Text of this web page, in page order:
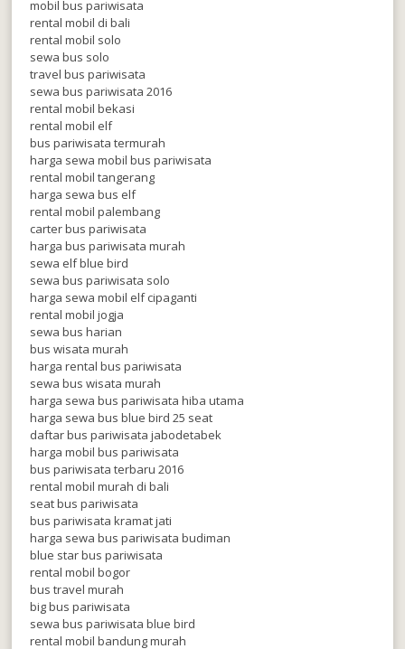
mobil bus pariwisata
rental mobil di bali
rental mobil solo
sewa bus solo
travel bus pariwisata
sewa bus pariwisata 2016
rental mobil bekasi
rental mobil elf
bus pariwisata termurah
harga sewa mobil bus pariwisata
rental mobil tangerang
harga sewa bus elf
rental mobil palembang
carter bus pariwisata
harga bus pariwisata murah
sewa elf blue bird
sewa bus pariwisata solo
harga sewa mobil elf cipaganti
rental mobil jogja
sewa bus harian
bus wisata murah
harga rental bus pariwisata
sewa bus wisata murah
harga sewa bus pariwisata hiba utama
harga sewa bus blue bird 25 seat
daftar bus pariwisata jabodetabek
harga mobil bus pariwisata
bus pariwisata terbaru 2016
rental mobil murah di bali
seat bus pariwisata
bus pariwisata kramat jati
harga sewa bus pariwisata budiman
blue star bus pariwisata
rental mobil bogor
bus travel murah
big bus pariwisata
sewa bus pariwisata blue bird
rental mobil bandung murah